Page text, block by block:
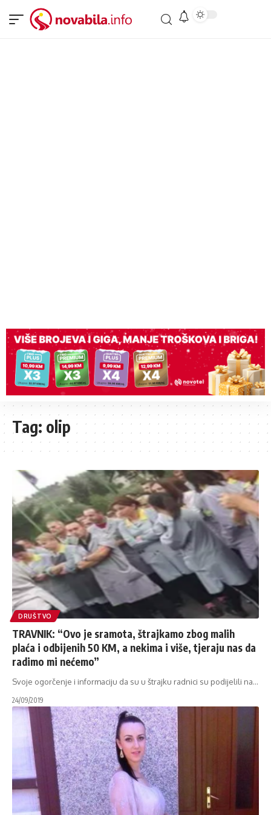
Tag: olip
DRUŠTVO
TRAVNIK: “Ovo je sramota, štrajkamo zbog malih
plaća i odbijenih 50 KM, a nekima i više, tjeraju nas da
radimo mi nećemo”
Svoje ogorčenje i informaciju da su u štrajku radnici su podijelili na…
24/09/2019